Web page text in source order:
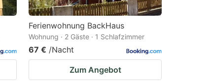
Ferienwohnung BackHaus
Wohnung · 2 Gäste · 1 Schlafzimmer
67 € /Nacht
Zum Angebot